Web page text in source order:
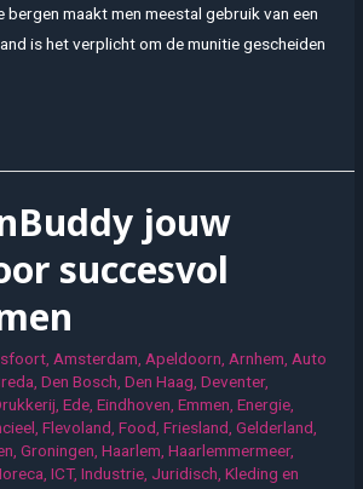
bergen maakt men meestal gebruik van een
is het verplicht om de munitie gescheiden
jouw
succesvol
Amsterdam Apeldoorn Arnhem Auto
,Den Bosch ,Den Haag ,Deventer,
,Ede ,Eindhoven ,Emmen ,Energie
,Flevoland ,Food ,Friesland ,Gelderland
,Groningen ,Haarlem ,Haarlemmermeer,
,ICT,Industrie Juridisch ,Kleding en